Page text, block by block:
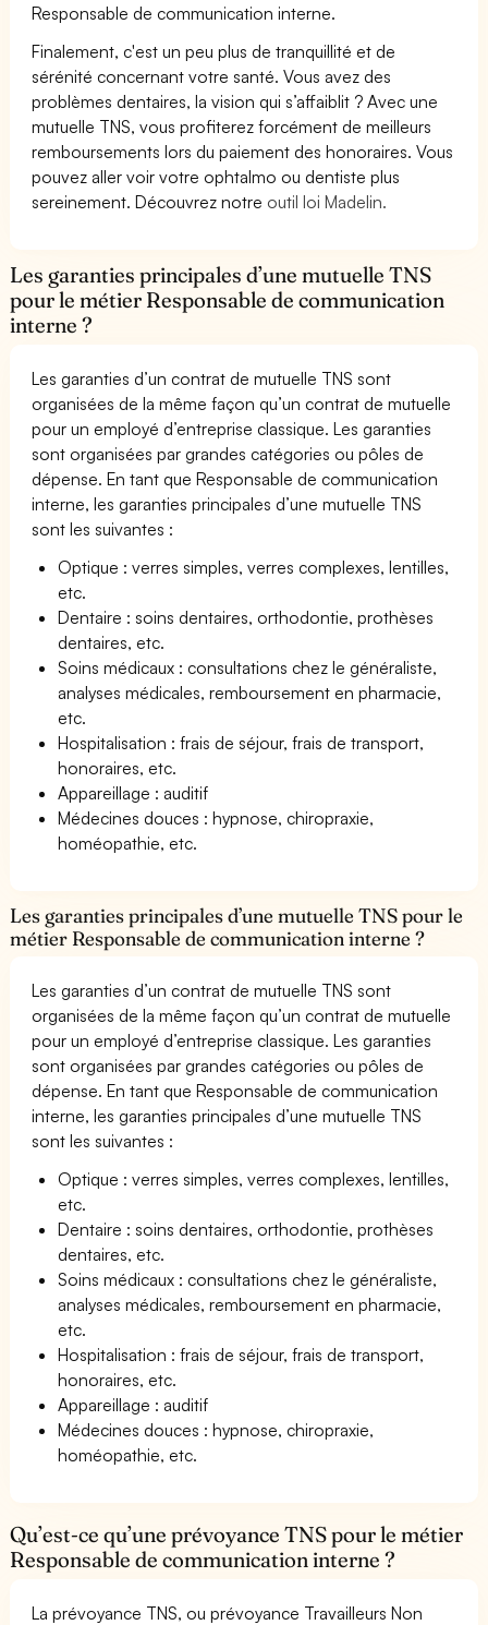
Responsable de communication interne.
Finalement, c'est un peu plus de tranquillité et de
sérénité concernant votre santé. Vous avez des
problèmes dentaires, la vision qui s’affaiblit ? Avec une
mutuelle TNS, vous profiterez forcément de meilleurs
remboursements lors du paiement des honoraires. Vous
pouvez aller voir votre ophtalmo ou dentiste plus
sereinement. Découvrez notre outil loi Madelin.
Les garanties principales d’une mutuelle TNS
pour le métier Responsable de communication
interne ?
Les garanties d’un contrat de mutuelle TNS sont
organisées de la même façon qu’un contrat de mutuelle
pour un employé d’entreprise classique. Les garanties
sont organisées par grandes catégories ou pôles de
dépense. En tant que Responsable de communication
interne, les garanties principales d’une mutuelle TNS
sont les suivantes :
Optique : verres simples, verres complexes, lentilles,
etc.
Dentaire : soins dentaires, orthodontie, prothèses
dentaires, etc.
Soins médicaux : consultations chez le généraliste,
analyses médicales, remboursement en pharmacie,
etc.
Hospitalisation : frais de séjour, frais de transport,
honoraires, etc.
Appareillage : auditif
Médecines douces : hypnose, chiropraxie,
homéopathie, etc.
Les garanties principales d’une mutuelle TNS pour le
métier Responsable de communication interne ?
Les garanties d’un contrat de mutuelle TNS sont
organisées de la même façon qu’un contrat de mutuelle
pour un employé d’entreprise classique. Les garanties
sont organisées par grandes catégories ou pôles de
dépense. En tant que Responsable de communication
interne, les garanties principales d’une mutuelle TNS
sont les suivantes :
Optique : verres simples, verres complexes, lentilles,
etc.
Dentaire : soins dentaires, orthodontie, prothèses
dentaires, etc.
Soins médicaux : consultations chez le généraliste,
analyses médicales, remboursement en pharmacie,
etc.
Hospitalisation : frais de séjour, frais de transport,
honoraires, etc.
Appareillage : auditif
Médecines douces : hypnose, chiropraxie,
homéopathie, etc.
Qu’est-ce qu’une prévoyance TNS pour le métier
Responsable de communication interne ?
La prévoyance TNS, ou prévoyance Travailleurs Non